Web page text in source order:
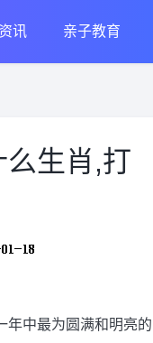
讯 亲子教育
生肖,打
年中最为圆满和明亮的